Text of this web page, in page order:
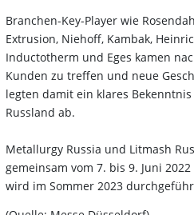
Branchen-Key-Player wie
Extrusion, Niehoff, Kambak,
Inductotherm und Eges kamen
Kunden zu treffen und neue
legten damit ein klares
Russland ab.
Metallurgy Russia und Litmash
gemeinsam vom 7. bis 9. Juni
wird im Sommer 2023